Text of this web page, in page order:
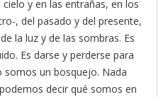
y en las entrañas, en los
, del pasado y del presente,
la luz y de las sombras. Es
Es darse y perderse para
somos un bosquejo. Nada
decir qué somos en